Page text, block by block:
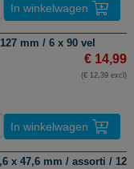
In winkelwagen
mm / 6 x 90 vel
€ 14,99
(€ 12,39 excl)
In winkelwagen
x 47,6 mm / assorti / 12